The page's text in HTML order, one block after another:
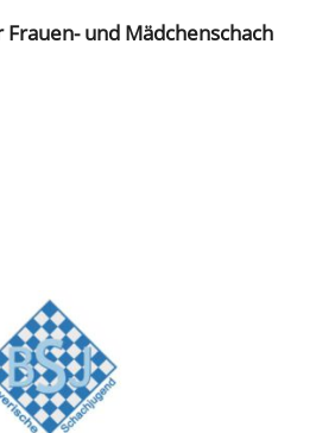
und Mädchenschach